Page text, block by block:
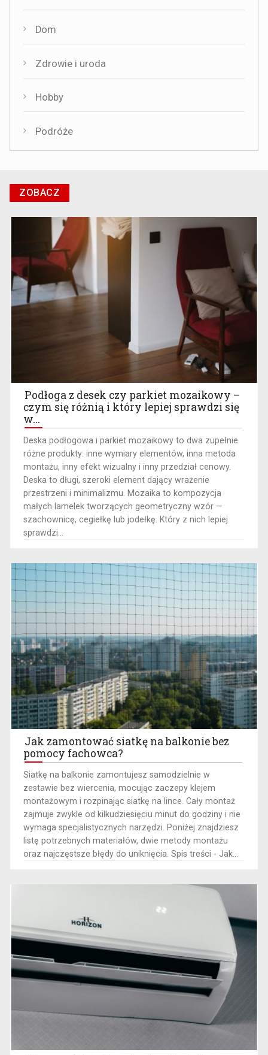
Dom
Zdrowie i uroda
Hobby
Podróże
ZOBACZ
Podłoga z desek czy parkiet mozaikowy –
czym się różnią i który lepiej sprawdzi się
w...
​Deska podłogowa i parkiet mozaikowy to dwa zupełnie
różne produkty: inne wymiary elementów, inna metoda
montażu, inny efekt wizualny i inny przedział cenowy.
Deska to długi, szeroki element dający wrażenie
przestrzeni i minimalizmu. Mozaika to kompozycja
małych lamelek tworzących geometryczny wzór —
szachownicę, cegiełkę lub jodełkę. Który z nich lepiej
sprawdzi...
Jak zamontować siatkę na balkonie bez
pomocy fachowca?
​Siatkę na balkonie zamontujesz samodzielnie w
zestawie bez wiercenia, mocując zaczepy klejem
montażowym i rozpinając siatkę na lince. Cały montaż
zajmuje zwykle od kilkudziesięciu minut do godziny i nie
wymaga specjalistycznych narzędzi. Poniżej znajdziesz
listę potrzebnych materiałów, dwie metody montażu
oraz najczęstsze błędy do uniknięcia. Spis treści - Jak...